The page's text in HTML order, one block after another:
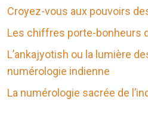
Croyez-vous aux pouvoirs
Les chiffres porte-bonheurs
L’ankajyotish ou la lumière
numérologie indienne
La numérologie sacrée de